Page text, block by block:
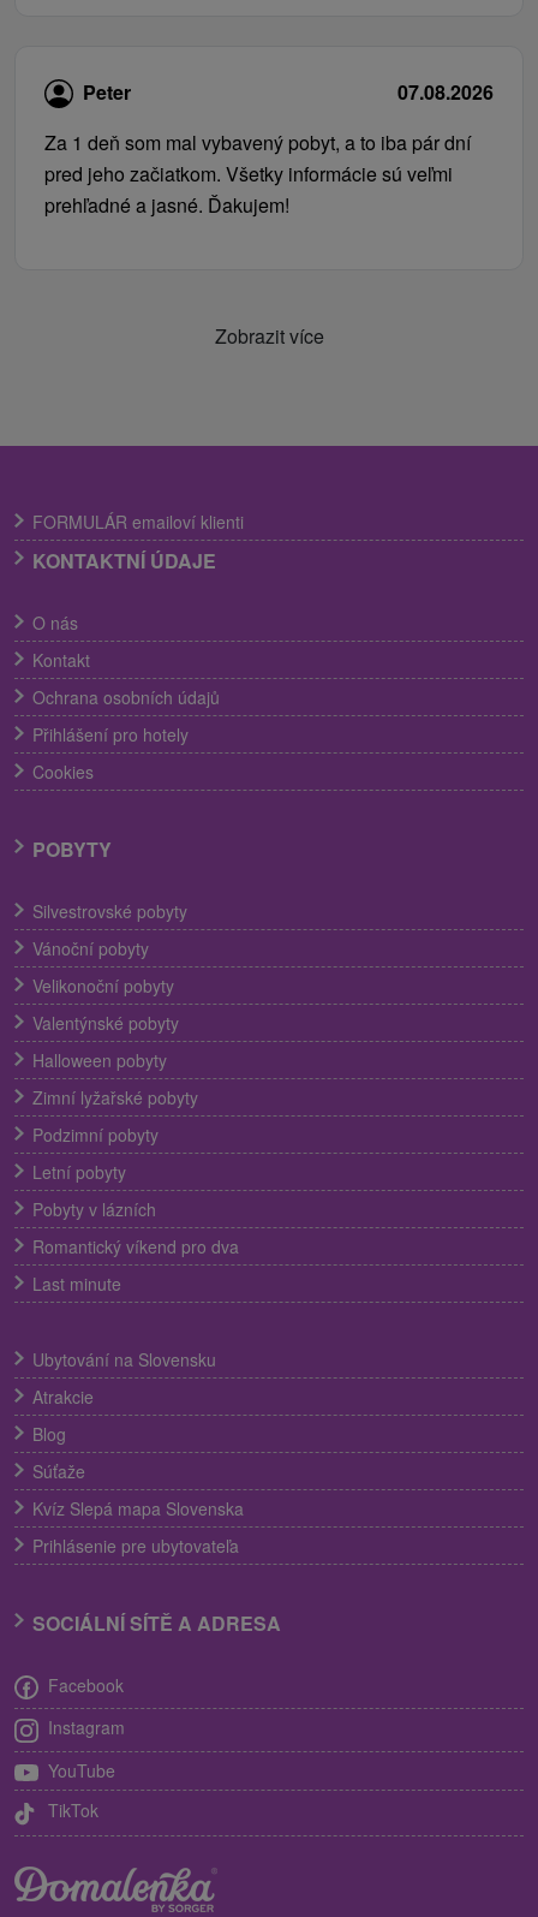
Peter
07.08.2026
Za 1 deň som mal vybavený pobyt, a to iba pár dní
pred jeho začiatkom. Všetky informácie sú veľmi
prehľadné a jasné. Ďakujem!
Zobrazit více
FORMULÁR emailoví klienti
KONTAKTNÍ ÚDAJE
O nás
Kontakt
Ochrana osobních údajů
Přihlášení pro hotely
Cookies
POBYTY
Silvestrovské pobyty
Vánoční pobyty
Velikonoční pobyty
Valentýnské pobyty
Halloween pobyty
Zimní lyžařské pobyty
Podzimní pobyty
Letní pobyty
Pobyty v lázních
Romantický víkend pro dva
Last minute
Ubytování na Slovensku
Atrakcie
Blog
Súťaže
Kvíz Slepá mapa Slovenska
Prihlásenie pre ubytovateľa
SOCIÁLNÍ SÍTĚ A ADRESA
Facebook
Instagram
YouTube
TikTok